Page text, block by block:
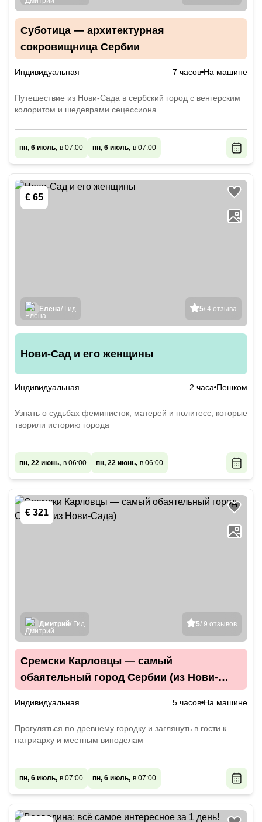
Суботица — архитектурная
сокровищница Сербии
Индивидуальная 7 часов На машине
Путешествие из Нови-Сада в сербский город с венгерским
колоритом и шедеврами сецессиона
пн, 6 июль, в 07:00 пн, 6 июль, в 07:00
€ 65
5/ 4 отзыва
Елена/ Гид
Нови-Сад и его женщины
Индивидуальная 2 часа Пешком
Узнать о судьбах феминисток, матерей и политесс, которые
творили историю города
пн, 22 июнь, в 06:00 пн, 22 июнь, в 06:00
€ 321
5/ 9 отзывов
Дмитрий/ Гид
Сремски Карловцы — самый
обаятельный город Сербии (из Нови-
Индивидуальная 5 часов На машине
Прогуляться по древнему городку и заглянуть в гости к
патриарху и местным виноделам
пн, 6 июль, в 07:00 пн, 6 июль, в 07:00